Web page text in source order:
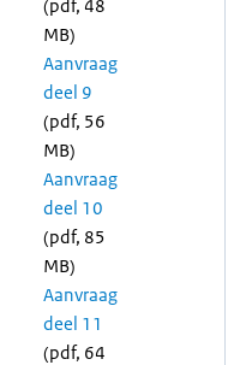
(pdf, 48
MB)
Aanvraag
deel 9
(pdf, 56
MB)
Aanvraag
deel 10
(pdf, 85
MB)
Aanvraag
deel 11
(pdf, 64